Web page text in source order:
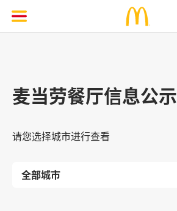
麦当劳餐厅信息公示
请您选择城市进行查看